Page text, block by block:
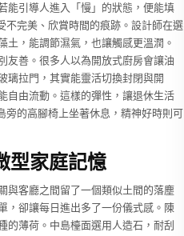
能引導人進入「慢」的狀態，便能填
完美、欣賞時間的痕跡。設計師在選
土，能調節濕氣，也讓觸感更溫潤。
友善。很多人以為開放式廚房會讓油
璃拉門，其實能靈活切換封閉與開
自由流動。這樣的彈性，讓退休生活
的高腳椅上坐著休息，精神好時則可
型家庭記憶
與客廳之間留了一個類似土間的落塵
，卻讓每日進出多了一份儀式感。陳
的薄荷。中島檯面選用人造石，耐刮